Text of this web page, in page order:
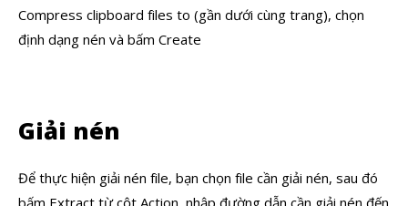
Compress clipboard files to (gần dưới cùng trang), chọn
định dạng nén và bấm Create
Giải nén
Để thực hiện giải nén file, bạn chọn file cần giải nén, sau đó
bấm Extract từ cột Action, nhập đường dẫn cần giải nén đến